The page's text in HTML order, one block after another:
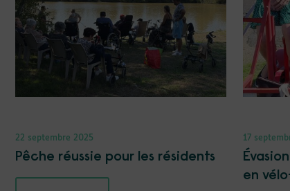
22 septembre 2025
Pêche réussie pour les résidents
17
en